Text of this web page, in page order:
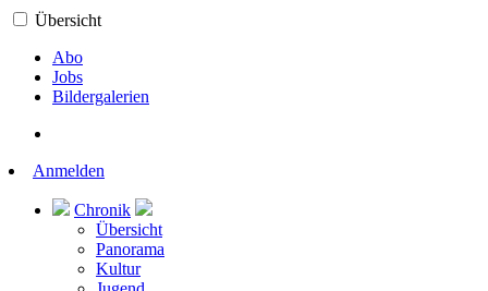
Übersicht
Abo
Jobs
Bildergalerien
Anmelden
Chronik
Übersicht
Panorama
Kultur